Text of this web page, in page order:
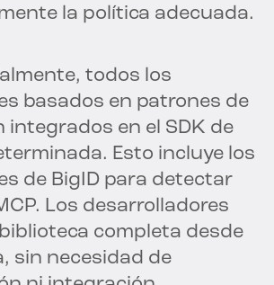
la política adecuada.
todos los
basados en patrones de
integrados en el SDK de
Esto incluye los
de BigID para detectar
Los desarrolladores
completa desde
sin necesidad de